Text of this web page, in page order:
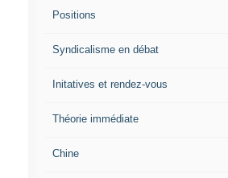
Positions
Syndicalisme en débat
Initatives et rendez-vous
Théorie immédiate
Chine